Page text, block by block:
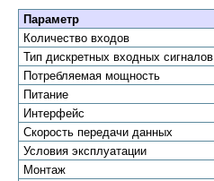
Параметр
Количество входов
Тип дискретных входных сигналов
Потребляемая мощность
Питание
Интерфейс
Скорость передачи данных
Условия эксплуатации
Монтаж